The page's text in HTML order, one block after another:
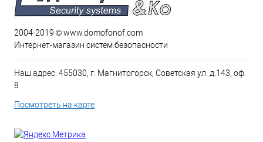
2004-2019 © www.domofonof.com
Интернет-магазин систем безопасности
Наш адрес: 455030, г. Магнитогорск, Советская ул. д.143, оф.
8
Посмотреть на карте